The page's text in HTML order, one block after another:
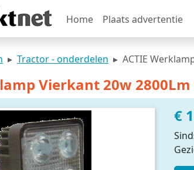
Home Plaats advertentie
Tractor - onderdelen ACTIE
Vierkant 20w 2800Lm
€